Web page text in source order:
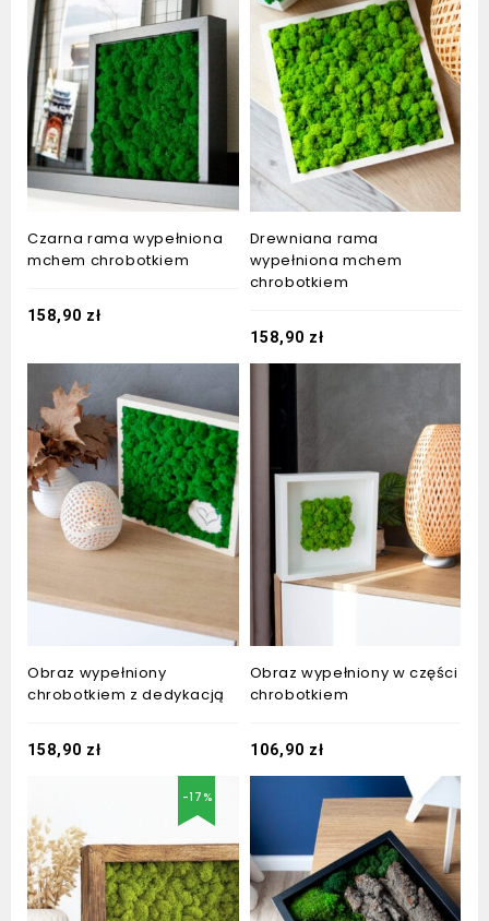
Czarna rama wypełniona
mchem chrobotkiem
158,90 zł
Drewniana rama
wypełniona mchem
chrobotkiem
158,90 zł
Obraz wypełniony
chrobotkiem z dedykacją
158,90 zł
Obraz wypełniony w części
chrobotkiem
106,90 zł
-17%